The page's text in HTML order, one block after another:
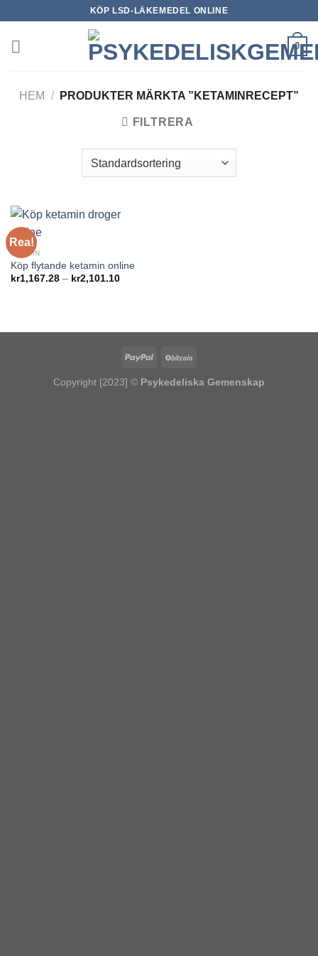
content
KÖP LSD-LÄKEMEDEL ONLINE
0
HEM / PRODUKTER MÄRKTA ”KETAMINRECEPT”
FILTRERA
Rea!
HEROIN
Köp flytande ketamin online
kr1,167.28 – kr2,101.10Prisintervall:
Copyright [2023] © Psykedeliska Gemenskap